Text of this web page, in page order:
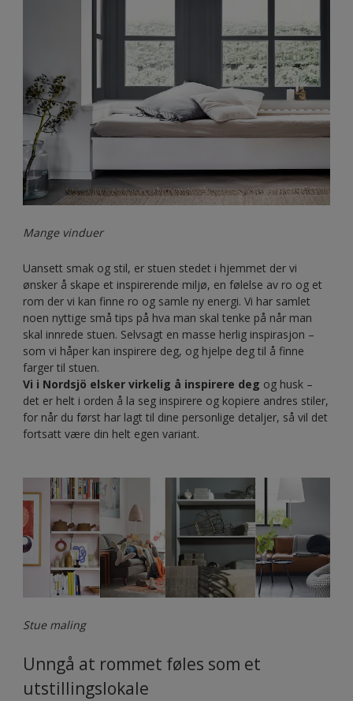
Mange vinduer
Uansett smak og stil, er stuen stedet i hjemmet der vi
ønsker å skape et inspirerende miljø, en følelse av ro og et
rom der vi kan finne ro og samle ny energi. Vi har samlet
noen nyttige små tips på hva man skal tenke på når man
skal innrede stuen. Selvsagt en masse herlig inspirasjon –
som vi håper kan inspirere deg, og hjelpe deg til å finne
farger til stuen.
Vi i Nordsjö elsker virkelig å inspirere deg og husk –
det er helt i orden å la seg inspirere og kopiere andres stiler,
for når du først har lagt til dine personlige detaljer, så vil det
fortsatt være din helt egen variant.
Stue maling
Unngå at rommet føles som et
utstillingslokale